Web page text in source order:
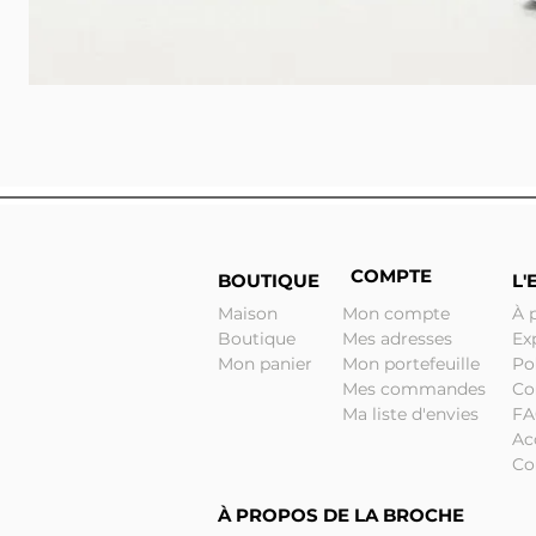
BOUTIQUE COMPTE
Maison
Boutique
Mon panier
Mon compte
Mes adresses
Mon portefeuille
Mes commandes
Ma liste d'envies
À
À PROPOS DE LA BROCHE